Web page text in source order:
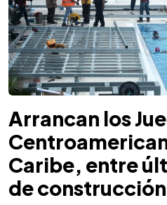
Arrancan los
Caribe, entre
de construcción